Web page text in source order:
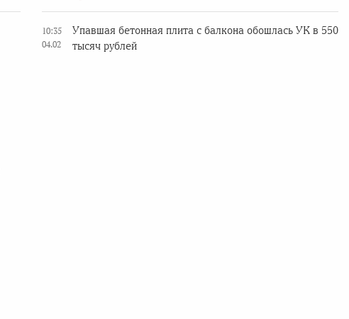
10:35
04.02
Упавшая бетонная плита с балкона обошлась УК в 550
тысяч рублей